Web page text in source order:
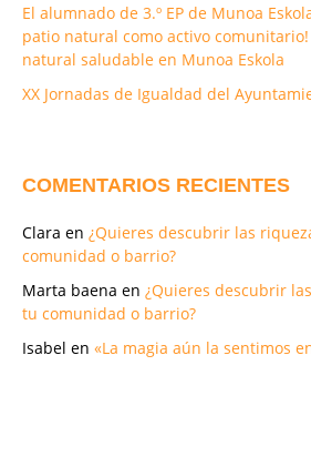
El alumnado de 3.º EP de Munoa
patio natural como activo
natural saludable en Munoa Eskola
XX Jornadas de Igualdad del
COMENTARIOS RECIENTES
Clara en ¿Quieres descubrir las
comunidad o barrio?
Marta baena en ¿Quieres descubrir
tu comunidad o barrio?
Isabel en «La magia aún la sentimos